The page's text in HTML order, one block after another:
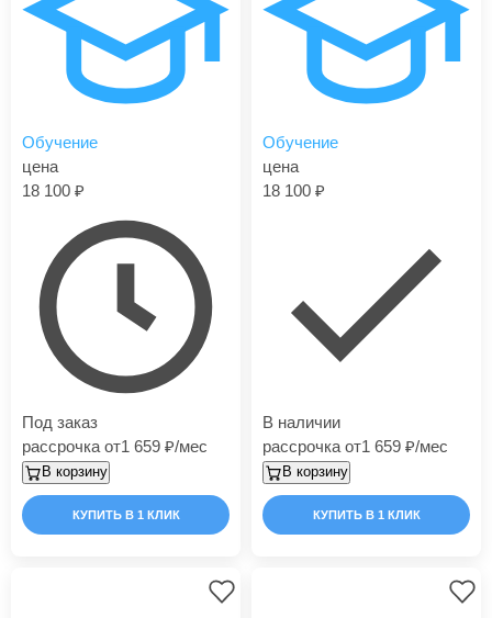
Обучение
цена
18 100
Под заказ
рассрочка от1 659 /мес
В корзину
КУПИТЬ В 1 КЛИК
Обучение
цена
18 100
В наличии
рассрочка от1 659 /мес
В корзину
КУПИТЬ В 1 КЛИК